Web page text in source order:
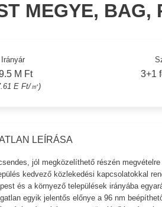
MEGYE, BAG,
Irányár
M Ft
E Ft/㎡)
3+1
LEÍRÁSA
jól megközelíthető részén
kedvező közlekedési kapcsolatokkal
és a környező települések irányába
egyik jelentős előnye a 96 nm